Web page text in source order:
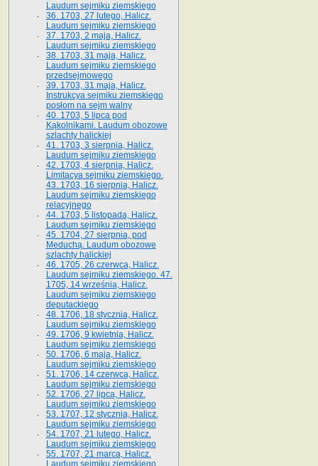
Laudum sejmiku ziemskiego
36. 1703, 27 lutego, Halicz.
Laudum sejmiku ziemskiego
37. 1703, 2 maja, Halicz.
Laudum sejmiku ziemskiego
38. 1703, 31 maja, Halicz.
Laudum sejmiku ziemskiego
przedsejmowego
39. 1703, 31 maja, Halicz.
Instrukcya sejmiku ziemskiego
posłom na sejm walny
40. 1703, 5 lipca pod
Kąkolnikami. Laudum obozowe
szlachty halickiej
41­. 1703, 3 sierpnia, Halicz.
Laudum sejmiku ziemskiego
42. 1703, 4 sierpnia, Halicz.
Limitacya sejmiku ziemskiego.
43. 1703, 16 sierpnia, Halicz.
Laudum sejmiku ziemskiego
relacyjnego
44. 1703, 5 listopada, Halicz.
Laudum sejmiku ziemskiego
45. 1704, 27 sierpnia, pod
Meduchą. Laudum obozowe
szlachty halickiej
46. 1705, 26 czerwca, Halicz.
Laudum sejmiku ziemskiego. 47.
1705, 14 września, Halicz.
Laudum sejmiku ziemskiego
deputackiego
48. 1706, 18 stycznia, Halicz.
Laudum sejmiku ziemskiego
49. 1706, 9 kwietnia, Halicz.
Laudum sejmiku ziemskiego
50. 1706, 6 maja, Halicz.
Laudum sejmiku ziemskiego
51. 1706, 14 czerwca, Halicz.
Laudum sejmiku ziemskiego
52. 1706, 27 lipca, Halicz.
Laudum sejmiku ziemskiego
53. 1707, 12 stycznia, Halicz.
Laudum sejmiku ziemskiego
54. 1707, 21 lutego, Halicz.
Laudum sejmiku ziemskiego
55. 1707, 21 marca, Halicz.
Laudum sejmiku ziemskiego